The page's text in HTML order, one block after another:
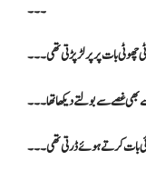
۔۔۔
بات پر پر لڑ پڑتی تھی۔۔۔
غصے سے بولتے دیکھا تھا۔۔۔
بات کرتے ہوئے ڈرتی تھی ۔۔۔